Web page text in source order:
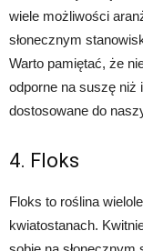
wiele możliwości
słonecznym
Warto pamiętać, że
odporne na suszę niż
dostosowane do
4. Floks
Floks to roślina
kwiatostanach.